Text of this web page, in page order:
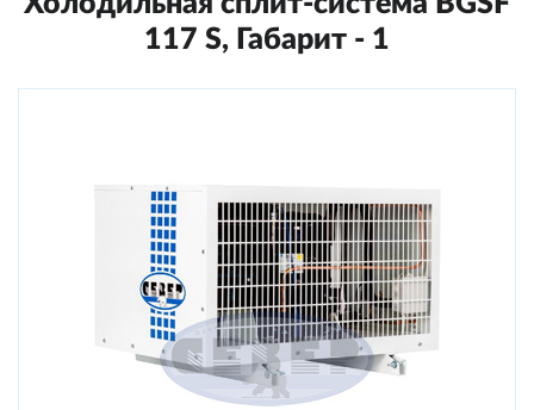
117 S, Габарит - 1